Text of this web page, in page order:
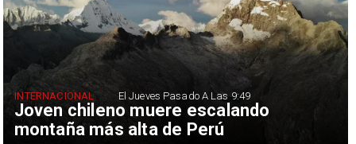
Joven chileno muere escalando
montaña más alta de Perú
INTERNACIONAL El Jueves Pasado A Las 9:49